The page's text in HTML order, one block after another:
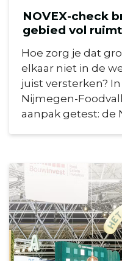
NOVEX-check
gebied vol
Hoe zorg je dat
elkaar niet in de
juist versterken?
Nijmegen-
aanpak getest: de